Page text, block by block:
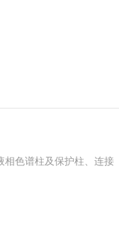
相色谱柱及保护柱、连接